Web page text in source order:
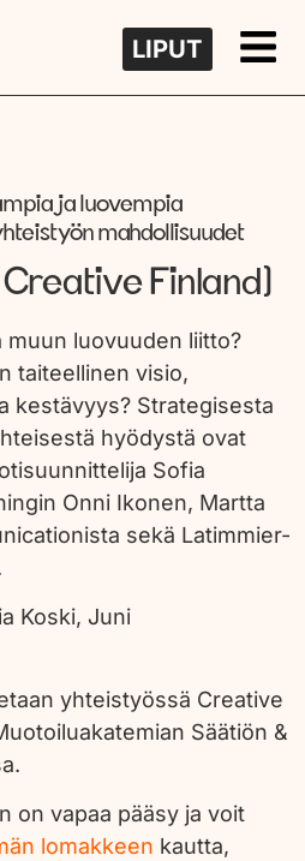
LIPUT
ja luovempia
mahdollisuudet
Finland)
muun luovuuden liitto?
taiteellinen visio,
kestävyys? Strategisesta
hyödystä ovat
Sofia
Onni Ikonen, Martta
sekä Latimmier-
Koski, Juni
yhteistyössä Creative
Säätiön &
on vapaa pääsy ja voit
lomakkeen kautta,